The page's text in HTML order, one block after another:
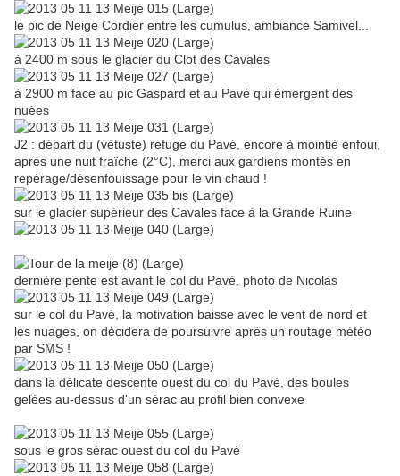
le pic de Neige Cordier entre les cumulus, ambiance Samivel...
à 2400 m sous le glacier du Clot des Cavales
à 2900 m face au pic Gaspard et au Pavé qui émergent des
nuées
J2 : départ du (vétuste) refuge du Pavé, encore à mointié enfoui,
après une nuit fraîche (2°C), merci aux gardiens montés en
repérage/désenfouissage pour le vin chaud !
sur le glacier supérieur des Cavales face à la Grande Ruine
dernière pente est avant le col du Pavé, photo de Nicolas
sur le col du Pavé, la motivation baisse avec le vent de nord et
les nuages, on décidera de poursuivre après un routage météo
par SMS !
dans la délicate descente ouest du col du Pavé, des boules
gelées au-dessus d'un sérac au profil bien convexe
sous le gros sérac ouest du col du Pavé